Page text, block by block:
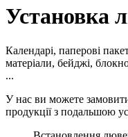
Установка
Календарі, паперові
матеріали, бейджі,
...
У нас ви можете
продукції з подальшою